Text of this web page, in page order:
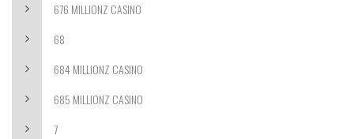
676 MILLIONZ CASINO
68
684 MILLIONZ CASINO
685 MILLIONZ CASINO
7